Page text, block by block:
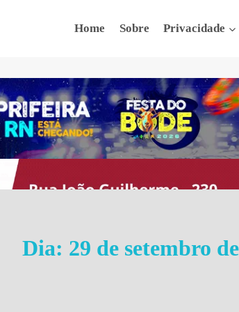
Home Sobre Privacidade
Dia: 29 de setembro